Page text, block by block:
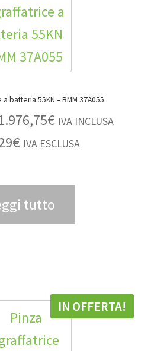
Pinza aggraffatrice a batteria 55KN – BMM 37A055
€ IVA INCLUSA
€ IVA ESCLUSA
tutto
IN OFFERTA!